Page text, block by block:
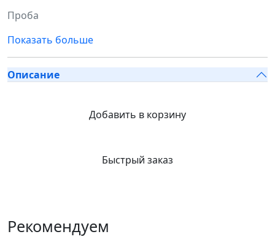
Проба
Показать больше
Описание
Добавить в корзину
Быстрый заказ
Рекомендуем